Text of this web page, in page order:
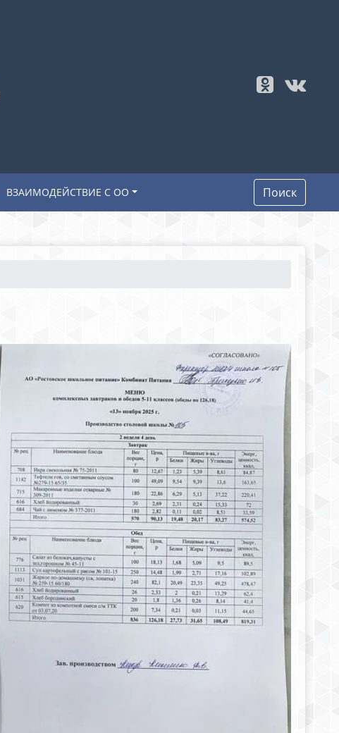
ВЗАИМОДЕЙСТВИЕ С ОО Поиск